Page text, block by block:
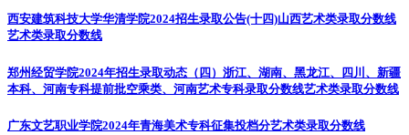
西安建筑科技大学华清学院2024招生录取公告(十四)山西艺术类录取分数线
艺术类录取分数线
郑州经贸学院2024年招生录取动态（四）浙江、湖南、黑龙江、四川、新疆
本科、河南专科提前批空乘类、河南艺术专科录取分数线艺术类录取分数线
广东文艺职业学院2024年青海美术专科征集投档分艺术类录取分数线